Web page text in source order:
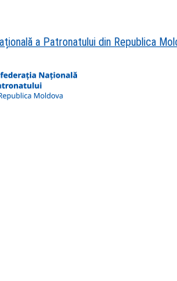
a Patronatului din Republica